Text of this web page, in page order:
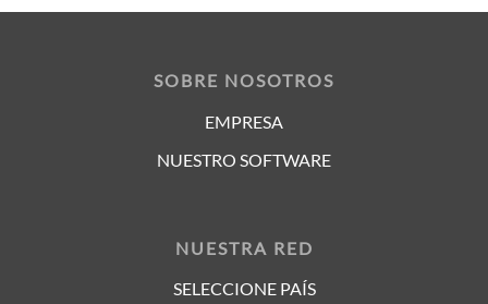
SOBRE NOSOTROS
EMPRESA
NUESTRO SOFTWARE
NUESTRA RED
SELECCIONE PAÍS